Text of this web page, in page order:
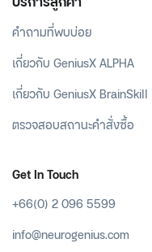
คำถามที่พบบ่อย
เกี่ยวกับ GeniusX ALPHA
เกี่ยวกับ GeniusX BrainSkill
ตรวจสอบสถานะคำสั่งซื้อ
Get In Touch
+66(0) 2 096 5599
info@neurogenius.com